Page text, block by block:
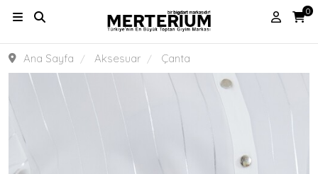
0
Ana Sayfa Aksesuar Çanta